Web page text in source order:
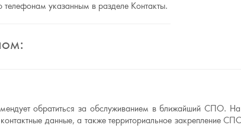
телефонам указанным в разделе Контакты.
обратиться за обслуживанием в ближайший СПО.
данные, а также территориальное закрепление